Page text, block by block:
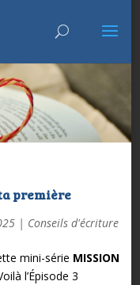
première
| Conseils d'écriture
mini-série MISSION
l’Épisode 3